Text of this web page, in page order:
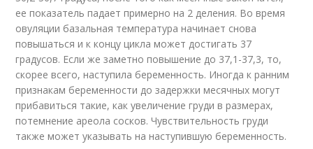
ее показатель падает примерно на 2 деления. Во время
овуляции базальная температура начинает снова
повышаться и к концу цикла может достигать 37
градусов. Если же заметно повышение до 37,1-37,3, то,
скорее всего, наступила беременность. Иногда к ранним
признакам беременности до задержки месячных могут
прибавиться такие, как увеличение груди в размерах,
потемнение ареола сосков. Чувствительность груди
также может указывать на наступившую беременность.